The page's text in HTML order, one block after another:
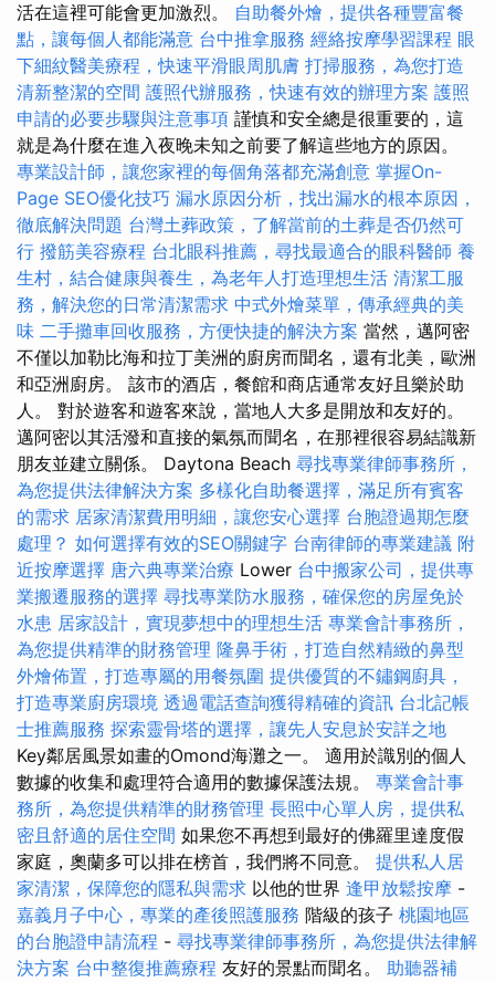
活在這裡可能會更加激烈。 自助餐外燴，提供各種豐富餐
點，讓每個人都能滿意 台中推拿服務 經絡按摩學習課程 眼
下細紋醫美療程，快速平滑眼周肌膚 打掃服務，為您打造
清新整潔的空間 護照代辦服務，快速有效的辦理方案 護照
申請的必要步驟與注意事項 謹慎和安全總是很重要的，這
就是為什麼在進入夜晚未知之前要了解這些地方的原因。
專業設計師，讓您家裡的每個角落都充滿創意 掌握On-
Page SEO優化技巧 漏水原因分析，找出漏水的根本原因，
徹底解決問題 台灣土葬政策，了解當前的土葬是否仍然可
行 撥筋美容療程 台北眼科推薦，尋找最適合的眼科醫師 養
生村，結合健康與養生，為老年人打造理想生活 清潔工服
務，解決您的日常清潔需求 中式外燴菜單，傳承經典的美
味 二手攤車回收服務，方便快捷的解決方案 當然，邁阿密
不僅以加勒比海和拉丁美洲的廚房而聞名，還有北美，歐洲
和亞洲廚房。 該市的酒店，餐館和商店通常友好且樂於助
人。 對於遊客和遊客來說，當地人大多是開放和友好的。
邁阿密以其活潑和直接的氣氛而聞名，在那裡很容易結識新
朋友並建立關係。 Daytona Beach 尋找專業律師事務所，
為您提供法律解決方案 多樣化自助餐選擇，滿足所有賓客
的需求 居家清潔費用明細，讓您安心選擇 台胞證過期怎麼
處理？ 如何選擇有效的SEO關鍵字 台南律師的專業建議 附
近按摩選擇 唐六典專業治療 Lower 台中搬家公司，提供專
業搬遷服務的選擇 尋找專業防水服務，確保您的房屋免於
水患 居家設計，實現夢想中的理想生活 專業會計事務所，
為您提供精準的財務管理 隆鼻手術，打造自然精緻的鼻型
外燴佈置，打造專屬的用餐氛圍 提供優質的不鏽鋼廚具，
打造專業廚房環境 透過電話查詢獲得精確的資訊 台北記帳
士推薦服務 探索靈骨塔的選擇，讓先人安息於安詳之地
Key鄰居風景如畫的Omond海灘之一。 適用於識別的個人
數據的收集和處理符合適用的數據保護法規。 專業會計事
務所，為您提供精準的財務管理 長照中心單人房，提供私
密且舒適的居住空間 如果您不再想到最好的佛羅里達度假
家庭，奧蘭多可以排在榜首，我們將不同意。 提供私人居
家清潔，保障您的隱私與需求 以他的世界 逢甲放鬆按摩 -
嘉義月子中心，專業的產後照護服務 階級的孩子 桃園地區
的台胞證申請流程 - 尋找專業律師事務所，為您提供法律解
決方案 台中整復推薦療程 友好的景點而聞名。 助聽器補